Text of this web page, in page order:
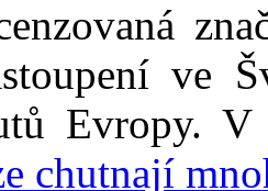
ve
Evropy.
chutnají